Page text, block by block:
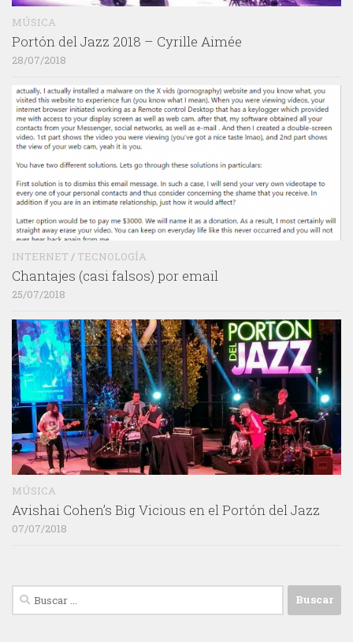
MÚSICA
Portón del Jazz 2018 – Cyrille Aimée
28/07/2018
INTERNET / TECNOLOGÍA
Chantajes (casi falsos) por email
25/07/2018
MÚSICA
Avishai Cohen’s Big Vicious en el Portón del Jazz
07/07/2018
Buscar: